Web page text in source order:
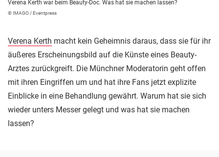
Verena Kerth war beim Beauty-Doc. Was hat sie machen lassen?
© IMAGO / Eventpress
Verena Kerth macht kein Geheimnis daraus, dass sie für ihr
äußeres Erscheinungsbild auf die Künste eines Beauty-
Arztes zurückgreift. Die Münchner Moderatorin geht offen
mit ihren Eingriffen um und hat ihre Fans jetzt explizite
Einblicke in eine Behandlung gewährt. Warum hat sie sich
wieder unters Messer gelegt und was hat sie machen
lassen?